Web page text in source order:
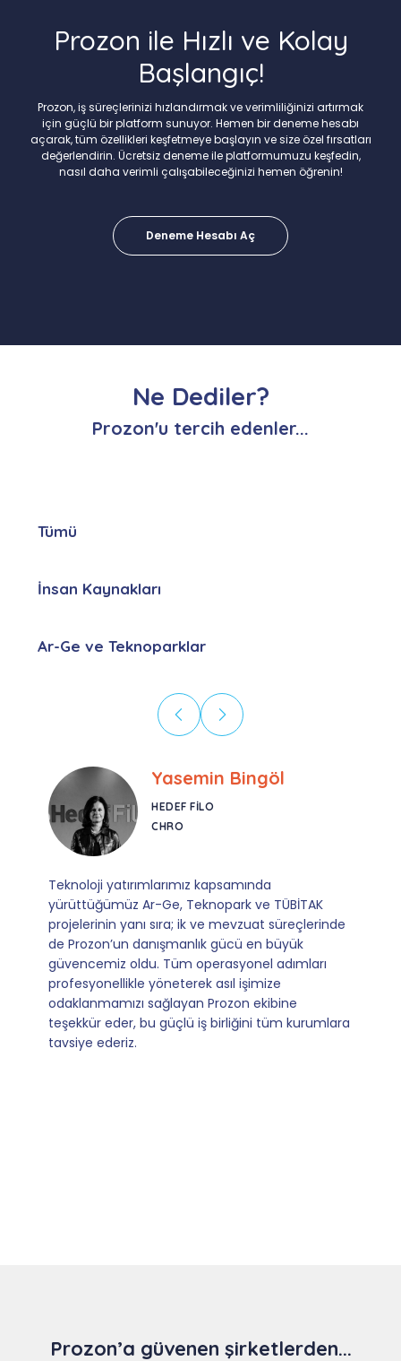
Prozon ile Hızlı ve Kolay
Başlangıç!
Prozon, iş süreçlerinizi hızlandırmak ve verimliliğinizi artırmak
için güçlü bir platform sunuyor. Hemen bir deneme hesabı
açarak, tüm özellikleri keşfetmeye başlayın ve size özel fırsatları
değerlendirin. Ücretsiz deneme ile platformumuzu keşfedin,
nasıl daha verimli çalışabileceğinizi hemen öğrenin!
Deneme Hesabı Aç
Ne Dediler?
Prozon'u tercih edenler...
Tümü
İnsan Kaynakları
Ar-Ge ve Teknoparklar
Ebru Kural
CORESYS
SATIŞ YÖNETICISI
Mevzuata uyum, başvuru ve izleme adımlarında
sağladıkları kusursuz yönlendirme sayesinde artık
operasyonlarımızı sıfır kaygı ve tam güvenle
yürütüyoruz. İş birliğimizi bizim için asıl değerli
kılan ise; ihtiyaç duyduğumuz her an ulaşılabilir
olmaları ve sorularımıza aldığımız hızlı geri
dönüşler.
Prozon’a güvenen şirketlerden...